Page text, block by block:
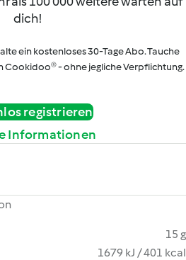
dich!
ein kostenloses 30-Tage Abo. Tauche
Cookidoo® - ohne jegliche Verpflichtung.
registrieren
Informationen
15 g
1679 kJ / 401 kcal